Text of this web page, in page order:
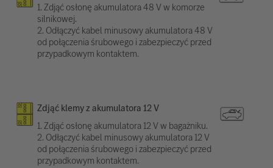
1. Zdjąć osłonę akumulatora 48 V w komorze
silnikowej.
2. Odłączyć kabel minusowy akumulatora 48 V
od połączenia śrubowego i zabezpieczyć przed
przypadkowym kontaktem.
Zdjąć klemy z akumulatora 12 V
1. Zdjąć osłonę akumulatora 12 V w bagażniku.
2. Odłączyć kabel minusowy akumulatora 12 V
od połączenia śrubowego i zabezpieczyć przed
przypadkowym kontaktem.